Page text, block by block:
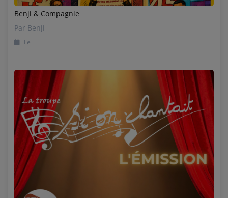
Benji & Compagnie
Par Benji
Le